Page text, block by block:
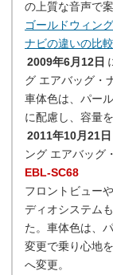
の上質な音声で案
ゴールドウィン
ナビの違いの比
2009年6月12日
グ エアバッグ・
車体色は、パー
に配慮し、容量
2011年10月21日
ング エアバッグ
EBL-SC68
フロントビュー
ディオシステム
た。車体色は、
変更で乗り心地
へ変更。